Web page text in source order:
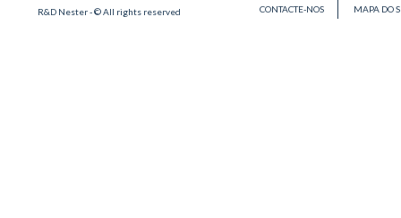
R&D Nester - © All rights reserved CONTACTE-NOS MAPA DO